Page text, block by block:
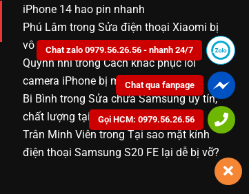
iPhone 14 hao pin nhanh
Phú Lâm trong Sửa điện thoại Xiaomi bị
vô nước bao nhiêu tiền
Quỳnh nhitrongCách khắc phục lỗi
camera iPhone bị mờ
Bi Bình trong Sửa chữa Samsung uy tín,
chất lượng tại Bạc Liêu
Trân Minh Viên trong Tại sao mặt kính
điện thoại Samsung S20 FE lại dễ bị vỡ?
Chat zalo 0979.56.26.56 - nhanh 24/7
Chat qua fanpage
Gọi HCM: 0979.56.26.56